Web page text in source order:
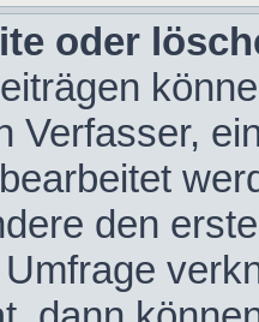
oder
Verfasser,
den